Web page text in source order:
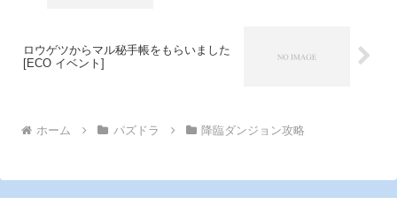
ロウゲツからマル秘手帳をもらいました
[ECO イベント]
ホーム パズドラ 降臨ダンジョン攻略